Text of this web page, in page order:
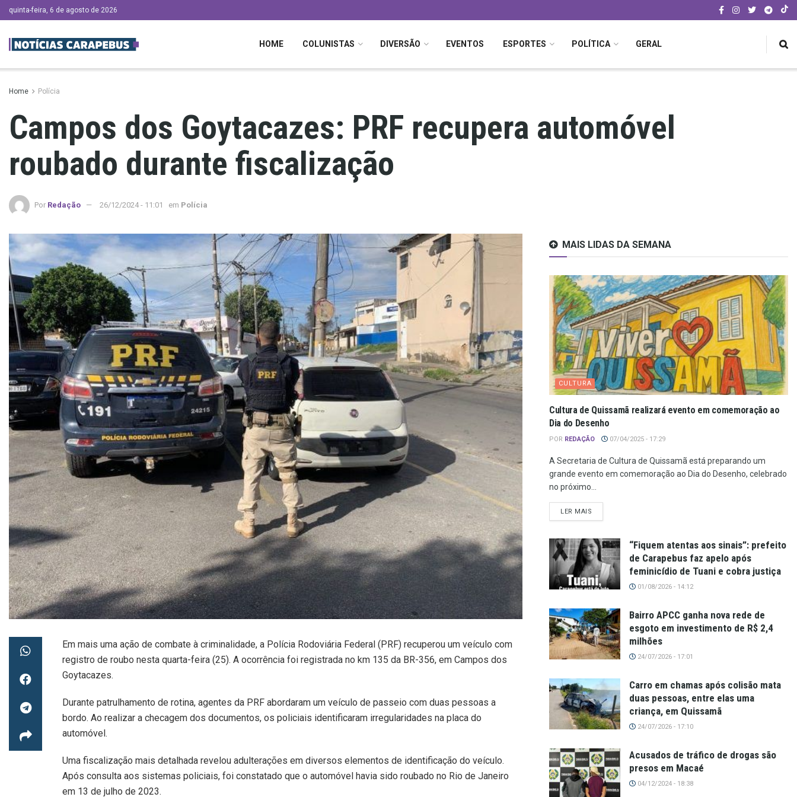
quinta-feira, 6 de agosto de 2026
HOME COLUNISTAS DIVERSÃO EVENTOS ESPORTES POLÍTICA GERAL
Home Polícia
Campos dos Goytacazes: PRF recupera automóvel
roubado durante fiscalização
Por Redação 26/12/2024 - 11:01 em Polícia
Em mais uma ação de combate à criminalidade, a Polícia Rodoviária Federal (PRF) recuperou um veículo com
registro de roubo nesta quarta-feira (25). A ocorrência foi registrada no km 135 da BR-356, em Campos dos
Goytacazes.
Durante patrulhamento de rotina, agentes da PRF abordaram um veículo de passeio com duas pessoas a
bordo. Ao realizar a checagem dos documentos, os policiais identificaram irregularidades na placa do
automóvel.
Uma fiscalização mais detalhada revelou adulterações em diversos elementos de identificação do veículo.
Após consulta aos sistemas policiais, foi constatado que o automóvel havia sido roubado no Rio de Janeiro
em 13 de julho de 2023.
MAIS LIDAS DA SEMANA
CULTURA
Cultura de Quissamã realizará evento em comemoração ao
Dia do Desenho
POR REDAÇÃO 07/04/2025 - 17:29
A Secretaria de Cultura de Quissamã está preparando um
grande evento em comemoração ao Dia do Desenho, celebrado
no próximo...
LER MAIS
“Fiquem atentas aos sinais”: prefeito
de Carapebus faz apelo após
feminicídio de Tuani e cobra justiça
01/08/2026 - 14:12
Bairro APCC ganha nova rede de
esgoto em investimento de R$ 2,4
milhões
24/07/2026 - 17:01
Carro em chamas após colisão mata
duas pessoas, entre elas uma
criança, em Quissamã
24/07/2026 - 17:10
Acusados de tráfico de drogas são
presos em Macaé
04/12/2024 - 18:38